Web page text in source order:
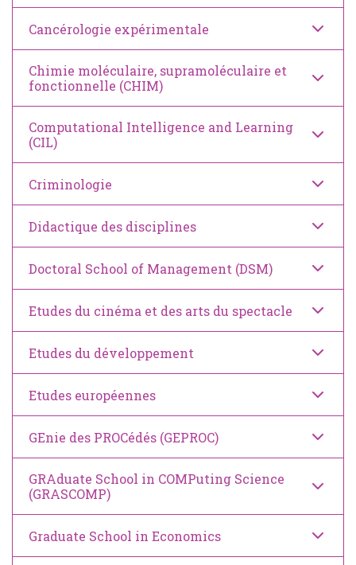
Cancérologie expérimentale
Chimie moléculaire, supramoléculaire et
fonctionnelle (CHIM)
Computational Intelligence and Learning
(CIL)
Criminologie
Didactique des disciplines
Doctoral School of Management (DSM)
Etudes du cinéma et des arts du spectacle
Etudes du développement
Etudes européennes
GEnie des PROCédés (GEPROC)
GRAduate School in COMPuting Science
(GRASCOMP)
Graduate School in Economics